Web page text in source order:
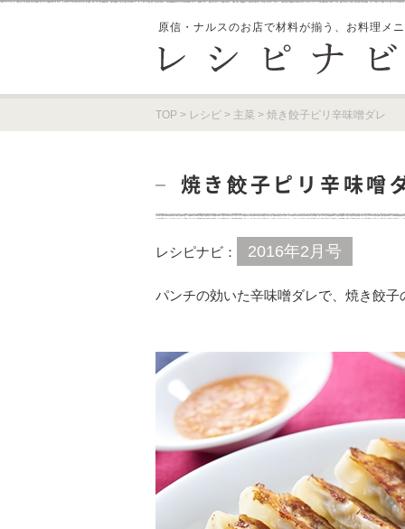
原信・ナルスのお店で材料が揃う、 お料理メ
TOP > レシピ > 主菜 > 焼き餃子ピリ辛味噌ダレ
焼き餃子ピリ辛味噌
レシピナビ： 2016年2月号
パンチの効いた辛味噌ダレで、焼き餃子